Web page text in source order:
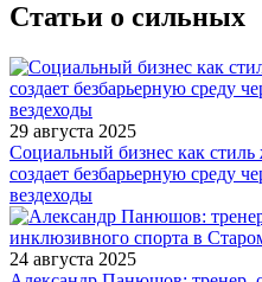
Статьи о сильных
29 августа 2025
Социальный бизнес как
создает безбарьерную среду
вездеходы
24 августа 2025